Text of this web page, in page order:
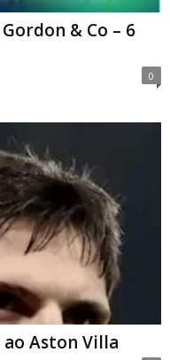
& Co – 6
0
Aston Villa